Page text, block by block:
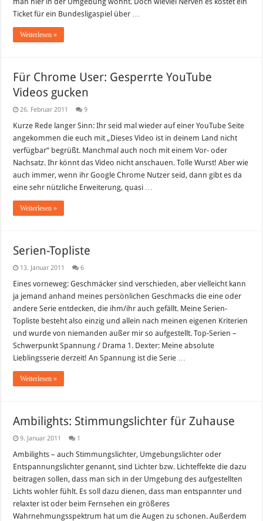
bestellen
Ticket für ein Bundesligaspiel über …
Weiterlesen »
Für Chrome User: Gesperrte YouTube
Videos gucken
26. Februar 2011 9
Kurze Rede langer Sinn: Ihr seid mal wieder auf einer YouTube Seite
angekommen die euch mit „Dieses Video ist in deinem Land nicht
verfügbar“ begrüßt. Manchmal auch noch mit einem Vor- oder
Nachsatz. Ihr könnt das Video nicht anschauen. Tolle Wurst! Aber wie
auch immer, wenn ihr Google Chrome Nutzer seid, dann gibt es da
eine sehr nützliche Erweiterung, quasi …
Weiterlesen »
Serien-Topliste
13. Januar 2011 6
Eines vorneweg: Geschmäcker sind verschieden, aber vielleicht kann
ja jemand anhand meines persönlichen Geschmacks die eine oder
andere Serie entdecken, die ihm/ihr auch gefällt. Meine Serien-
Topliste besteht also einzig und allein nach meinen eigenen Kriterien
und wurde von niemanden außer mir so aufgestellt. Top-Serien –
Schwerpunkt Spannung / Drama 1. Dexter: Meine absolute
Lieblingsserie derzeit! An Spannung ist die Serie …
Weiterlesen »
Ambilights: Stimmungslichter für Zuhause
9. Januar 2011 1
Ambilights – auch Stimmungslichter, Umgebungslichter oder
Entspannungslichter genannt, sind Lichter bzw. Lichteffekte die dazu
beitragen sollen, dass man sich in der Umgebung des aufgestellten
Lichts wohler fühlt. Es soll dazu dienen, dass man entspannter und
relaxter ist oder beim Fernsehen ein größeres
Wahrnehmungsspektrum hat um die Augen zu schonen. Außerdem